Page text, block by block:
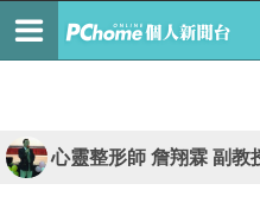
心靈整形師 詹翔霖 副教